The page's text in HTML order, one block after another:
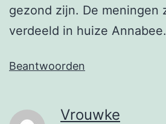
gezond zijn. De meningen
verdeeld in huize Annabee.
Beantwoorden
Vrouwke